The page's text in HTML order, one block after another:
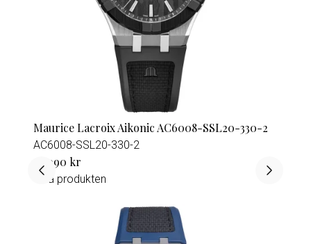
Maurice Lacroix Aikonic AC6008-SSL20-330-2
AC6008-SSL20-330-2
36 990 kr
Visa produkten